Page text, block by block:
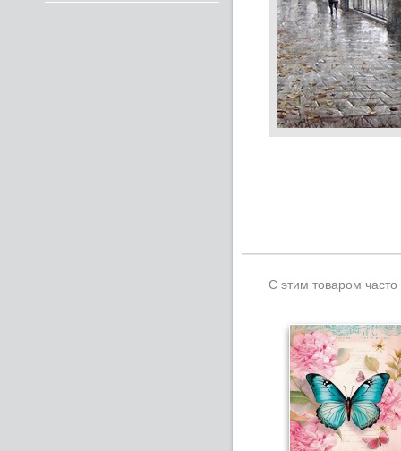
С этим товаром часто